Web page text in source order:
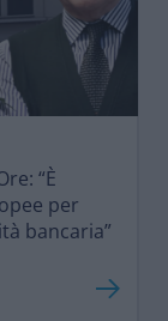
“È
per
bancaria”